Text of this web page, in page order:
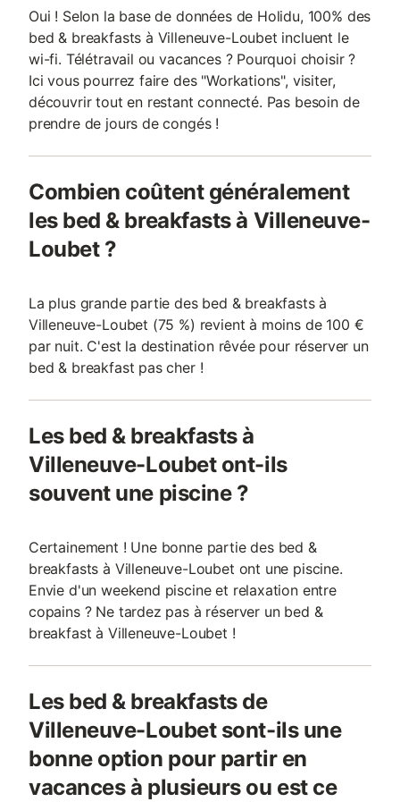
Oui ! Selon la base de données de Holidu, 100% des
bed & breakfasts à Villeneuve-Loubet incluent le
wi-fi. Télétravail ou vacances ? Pourquoi choisir ?
Ici vous pourrez faire des "Workations", visiter,
découvrir tout en restant connecté. Pas besoin de
prendre de jours de congés !
Combien coûtent généralement
les bed & breakfasts à Villeneuve-
Loubet ?
La plus grande partie des bed & breakfasts à
Villeneuve-Loubet (75 %) revient à moins de 100 €
par nuit. C'est la destination rêvée pour réserver un
bed & breakfast pas cher !
Les bed & breakfasts à
Villeneuve-Loubet ont-ils
souvent une piscine ?
Certainement ! Une bonne partie des bed &
breakfasts à Villeneuve-Loubet ont une piscine.
Envie d'un weekend piscine et relaxation entre
copains ? Ne tardez pas à réserver un bed &
breakfast à Villeneuve-Loubet !
Les bed & breakfasts de
Villeneuve-Loubet sont-ils une
bonne option pour partir en
vacances à plusieurs ou est ce